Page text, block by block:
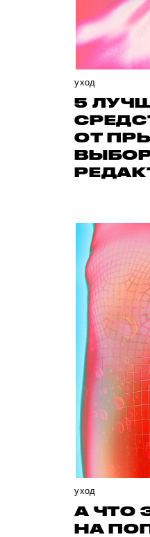
уход
5
ОТ
уход
А ЧТО
НА